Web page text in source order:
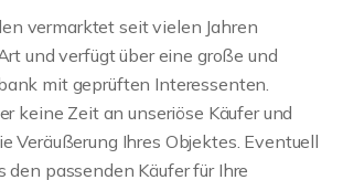
vermarktet seit vielen Jahren
und verfügt über eine große und
mit geprüften Interessenten.
keine Zeit an unseriöse Käufer und
Veräußerung Ihres Objektes. Eventuell
den passenden Käufer für Ihre